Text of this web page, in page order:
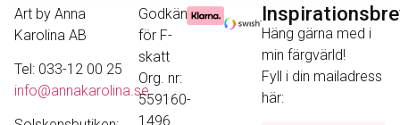
Art by Anna
Karolina AB
Tel: 033-12 00 25
info@annakarolina.se
Godkänd
för F-
skatt
Org. nr:
559160-
1496
Häng gärna med i
min färgvärld!
Fyll i din mailadress
här: